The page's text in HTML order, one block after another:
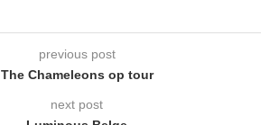
previous post
The Chameleons op tour
next post